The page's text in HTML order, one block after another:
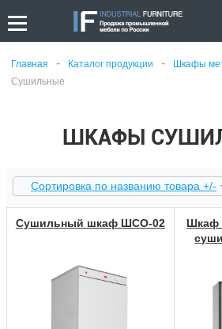
Главная - Каталог продукции - Шкафы
Сушильные
ШКАФЫ
Сортировка по названию товара +/-
Сушильный шкаф ШСО-02
Шкаф